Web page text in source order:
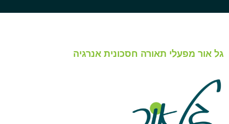
גל אור מפעלי תאורה חסכונית אנרגיה